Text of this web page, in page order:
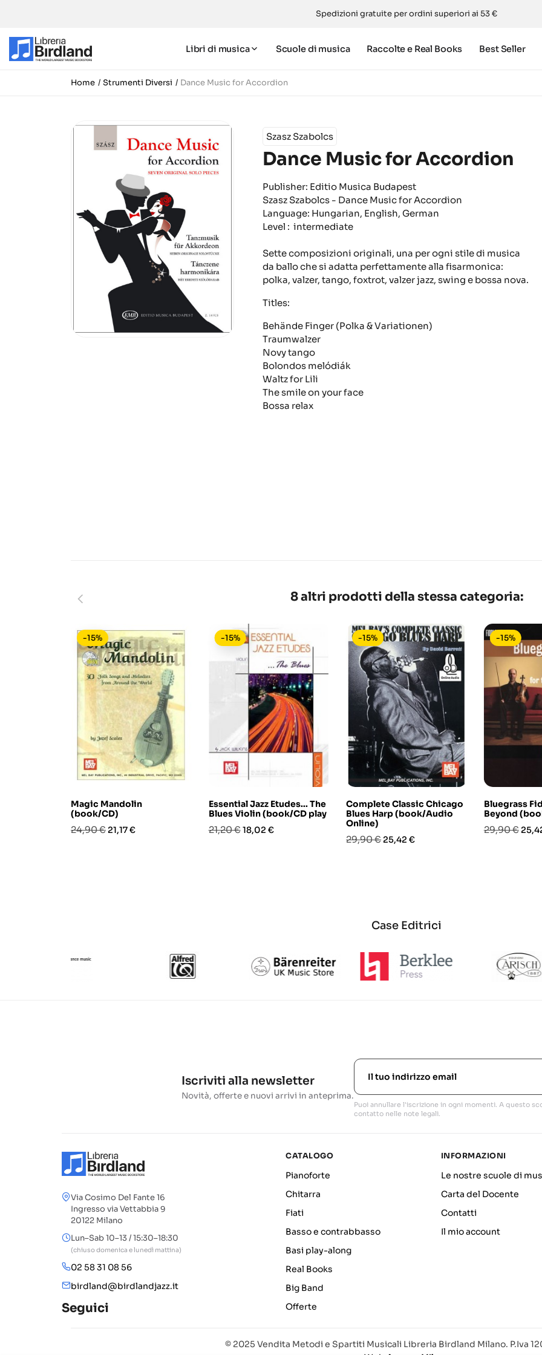
Spedizioni gratuite per ordini superiori ai 53 €
Libri di musica Scuole di musica Raccolte e Real Books Best Seller
Home Strumenti Diversi Dance Music for Accordion
Szasz Szabolcs
Dance Music for Accordion
Publisher: Editio Musica Budapest
Szasz Szabolcs - Dance Music for Accordion
Language: Hungarian, English, German
Level : intermediate
Sette composizioni originali, una per ogni stile di musica
da ballo che si adatta perfettamente alla fisarmonica:
polka, valzer, tango, foxtrot, valzer jazz, swing e bossa nova.
Titles:
Behände Finger (Polka & Variationen)
Traumwalzer
Novy tango
Bolondos melódiák
Waltz for Lili
The smile on your face
Bossa relax
8 altri prodotti della stessa categoria:
Magic Mandolin
(book/CD)
Prezzo
24,90 € Prezzo
21,17 €
-15%
Essential Jazz Etudes... The
Blues Violin (book/CD play
Prezzo
21,20 €Prezzo
18,02 €
-15%
Complete Classic Chicago
Blues Harp (book/Audio
Online)
Prezzo
29,90 € Prezzo
25,42 €
-15%
Bluegrass
Beyond
Prezzo
29,90 €
-15%
Case Editrici
Iscriviti alla newsletter
Novità, offerte e nuovi arrivi in anteprima.
Puoi annullare l'iscrizione in ogni momenti. A questo
contatto nelle note legali.
Via Cosimo Del Fante 16
Ingresso via Vettabbia 9
20122 Milano
Lun–Sab 10–13 / 15:30–18:30
(chiuso domenica e lunedì mattina)
02 58 31 08 56
birdland@birdlandjazz.it
Seguici
CATALOGO
Pianoforte
Chitarra
Fiati
Basso e contrabbasso
Basi play-along
Real Books
Big Band
Offerte
INFORMAZIONI
Le nostre scuole di
Carta del Docente
Contatti
Il mio account
© 2025 Vendita Metodi e Spartiti Musicali Libreria Birdland Milano. P.Iva